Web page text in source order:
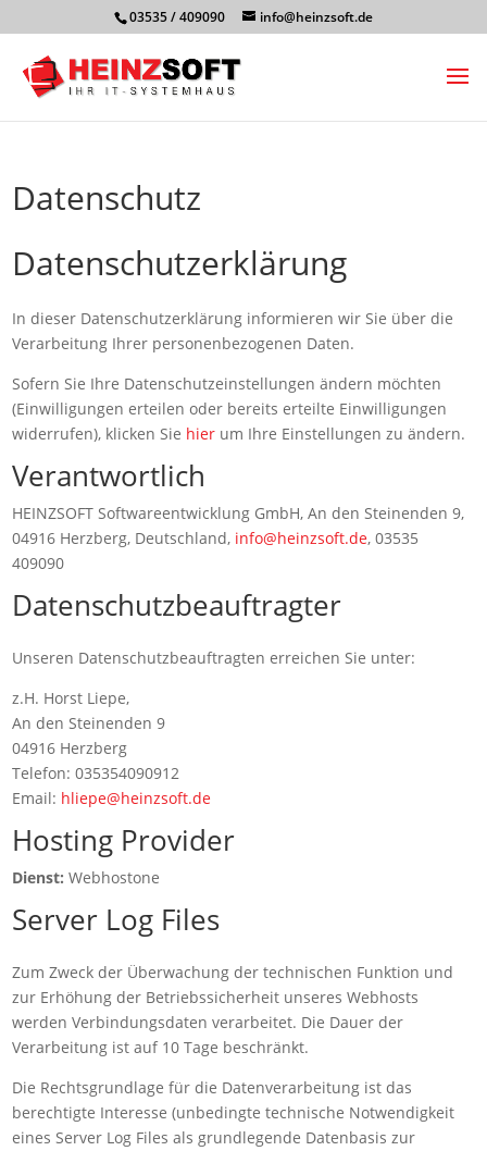
03535 / 409090 info@heinzsoft.de
Datenschutz
Datenschutzerklärung
In dieser Datenschutzerklärung informieren wir Sie über die
Verarbeitung Ihrer personenbezogenen Daten.
Sofern Sie Ihre Datenschutzeinstellungen ändern möchten
(Einwilligungen erteilen oder bereits erteilte Einwilligungen
widerrufen), klicken Sie hier um Ihre Einstellungen zu ändern.
Verantwortlich
HEINZSOFT Softwareentwicklung GmbH, An den Steinenden 9,
04916 Herzberg, Deutschland, info@heinzsoft.de, 03535
409090
Datenschutzbeauftragter
Unseren Datenschutzbeauftragten erreichen Sie unter:
z.H. Horst Liepe,
An den Steinenden 9
04916 Herzberg
Telefon: 035354090912
Email: hliepe@heinzsoft.de
Hosting Provider
Dienst: Webhostone
Server Log Files
Zum Zweck der Überwachung der technischen Funktion und
zur Erhöhung der Betriebssicherheit unseres Webhosts
werden Verbindungsdaten verarbeitet. Die Dauer der
Verarbeitung ist auf 10 Tage beschränkt.
Die Rechtsgrundlage für die Datenverarbeitung ist das
berechtigte Interesse (unbedingte technische Notwendigkeit
eines Server Log Files als grundlegende Datenbasis zur